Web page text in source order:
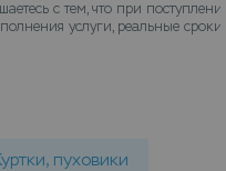
с тем, что при
услуги, реальные сроки
пуховики